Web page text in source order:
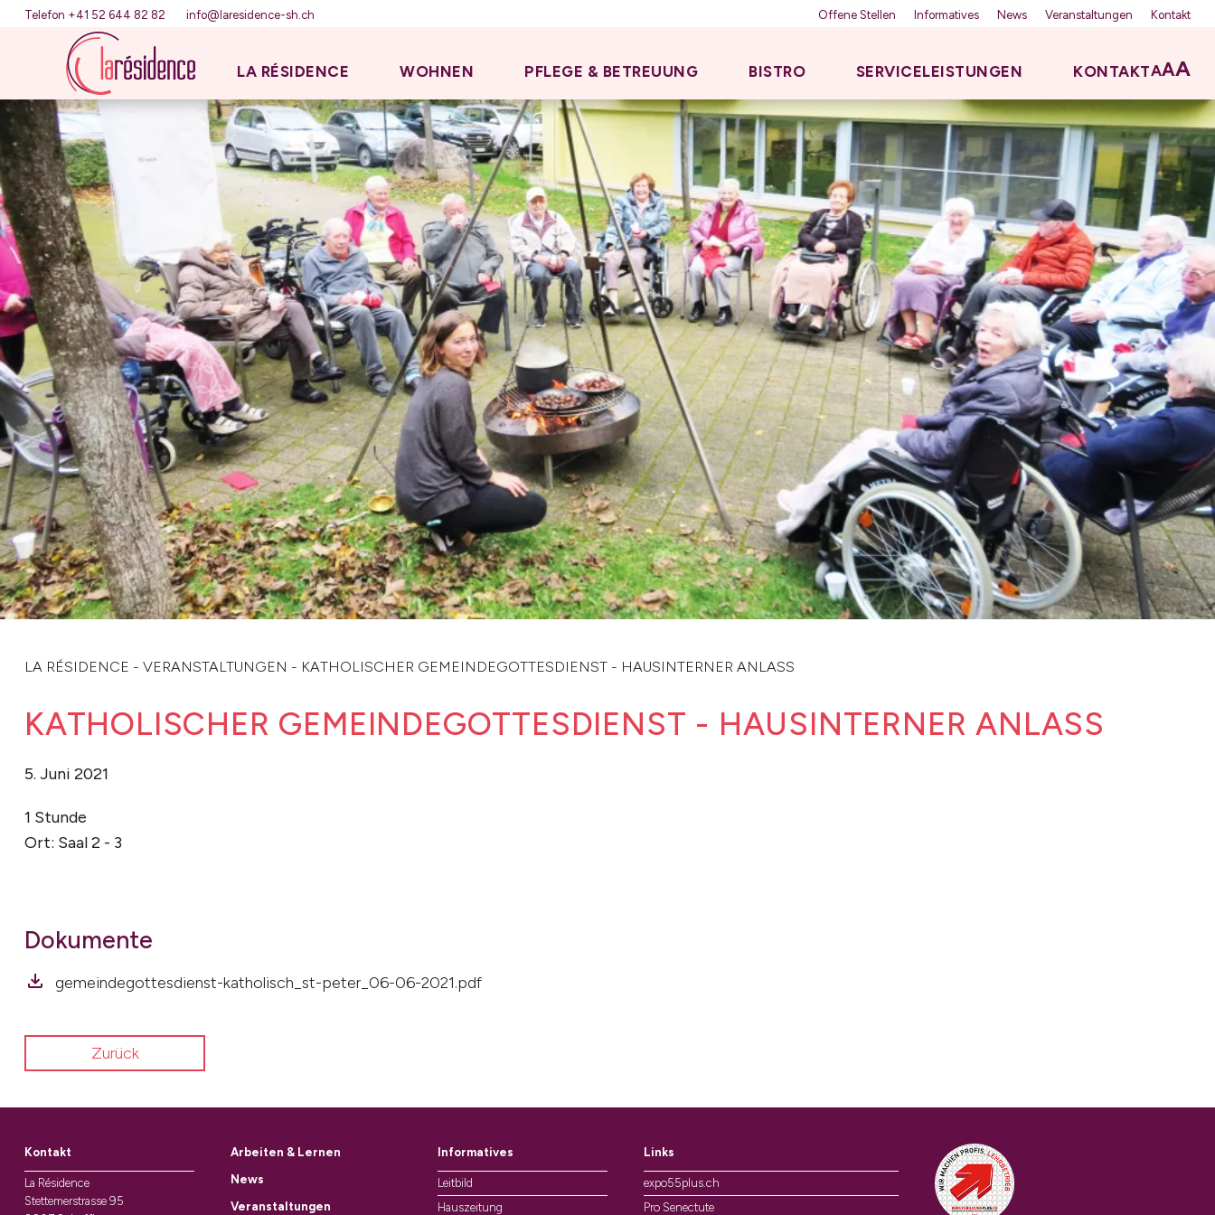
Telefon +41 52 644 82 82 info@laresidence-sh.ch Offene Stellen Informatives News Veranstaltungen Kontakt
LA RÉSIDENCE WOHNEN PFLEGE & BETREUUNG BISTRO SERVICELEISTUNGEN KONTAKTAAA
LA RÉSIDENCE - VERANSTALTUNGEN - KATHOLISCHER GEMEINDEGOTTESDIENST - HAUSINTERNER ANLASS
KATHOLISCHER GEMEINDEGOTTESDIENST - HAUSINTERNER ANLASS
5. Juni 2021
1 Stunde
Ort: Saal 2 - 3
Dokumente
gemeindegottesdienst-katholisch_st-peter_06-06-2021.pdf
Zurück
Kontakt
La Résidence
Stettemerstrasse 95
Arbeiten & Lernen
News
Veranstaltungen
Informatives
Leitbild
Hauszeitung
Links
expo55plus.ch
Pro Senectute
Auszeichnungen